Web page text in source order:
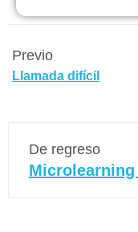
Previo
Llamada difícil
De regreso